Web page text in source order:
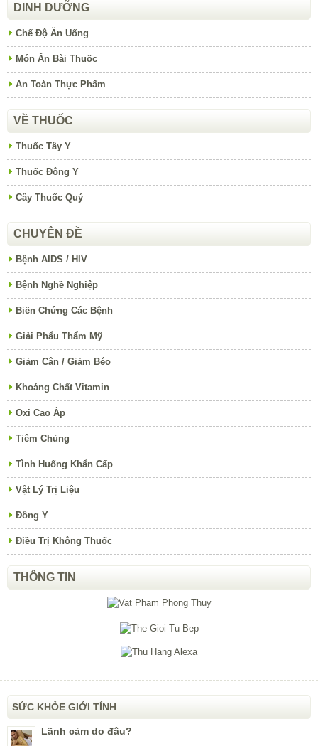
DINH DƯỠNG
Chế Độ Ăn Uống
Món Ăn Bài Thuốc
An Toàn Thực Phẩm
VỀ THUỐC
Thuốc Tây Y
Thuốc Đông Y
Cây Thuốc Quý
CHUYÊN ĐỀ
Bệnh AIDS / HIV
Bệnh Nghề Nghiệp
Biến Chứng Các Bệnh
Giải Phẩu Thẩm Mỹ
Giảm Cân / Giảm Béo
Khoáng Chất Vitamin
Oxi Cao Áp
Tiêm Chủng
Tình Huống Khẩn Cấp
Vật Lý Trị Liệu
Đông Y
Điều Trị Không Thuốc
THÔNG TIN
SỨC KHỎE GIỚI TÍNH
Lãnh cảm do đâu?